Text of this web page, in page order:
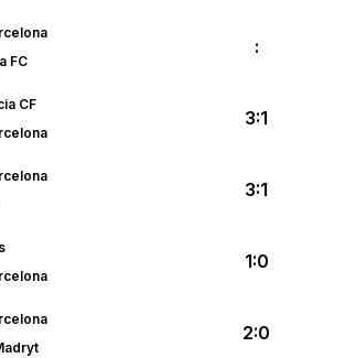
FC
:
CF
3:1
3:1
1:0
2:0